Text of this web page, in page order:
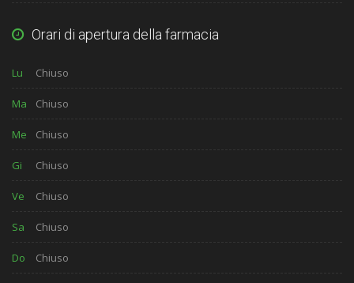
Orari di apertura della farmacia
Lu Chiuso
Ma Chiuso
Me Chiuso
Gi Chiuso
Ve Chiuso
Sa Chiuso
Do Chiuso